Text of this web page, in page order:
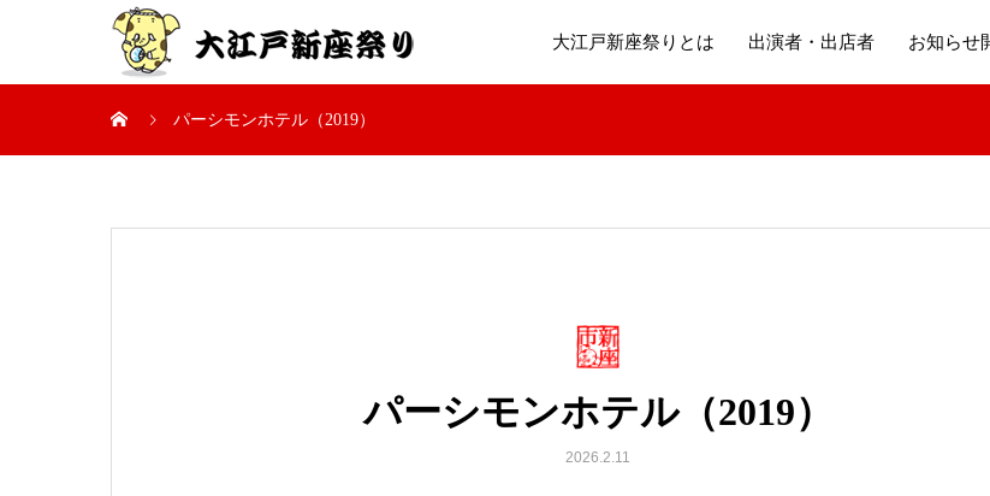
大江戸新座祭りとは 出演者・出店者 お知らせ
パーシモンホテル（2019）
パーシモンホテル（2019）
2026.2.11